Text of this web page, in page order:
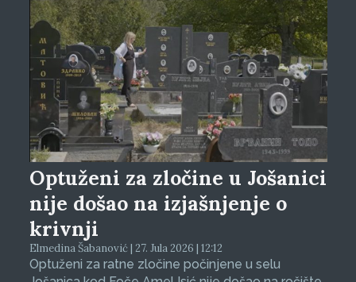
Optuženi za zločine u Jošanici
nije došao na izjašnjenje o
krivnji
Elmedina Šabanović | 27. Jula 2026 | 12:12
Optuženi za ratne zločine počinjene u selu